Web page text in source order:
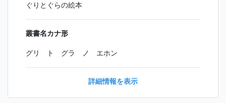
ぐりとぐらの絵本
叢書名カナ形
グリ ト グラ ノ エホン
詳細情報を表示